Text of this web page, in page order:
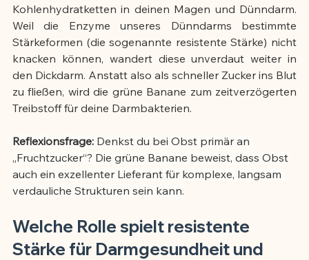
Kohlenhydratketten in deinen Magen und Dünndarm.
Weil die Enzyme unseres Dünndarms bestimmte
Stärkeformen (die sogenannte resistente Stärke) nicht
knacken können, wandert diese unverdaut weiter in
den Dickdarm. Anstatt also als schneller Zucker ins Blut
zu fließen, wird die grüne Banane zum zeitverzögerten
Treibstoff für deine Darmbakterien.
Reflexionsfrage: Denkst du bei Obst primär an
„Fruchtzucker“? Die grüne Banane beweist, dass Obst
auch ein exzellenter Lieferant für komplexe, langsam
verdauliche Strukturen sein kann.
Welche Rolle spielt resistente
Stärke für Darmgesundheit und